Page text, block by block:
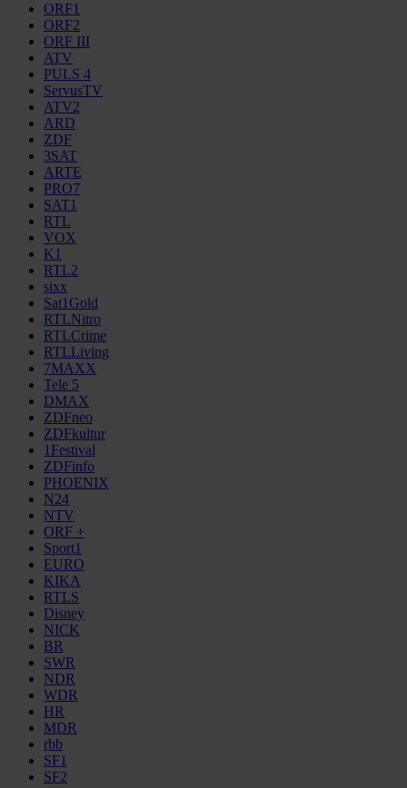
ORF1
ORF2
ORF III
ATV
PULS 4
ServusTV
ATV2
ARD
ZDF
3SAT
ARTE
PRO7
SAT1
RTL
VOX
K1
RTL2
sixx
Sat1Gold
RTLNitro
RTLCrime
RTLLiving
7MAXX
Tele 5
DMAX
ZDFneo
ZDFkultur
1Festival
ZDFinfo
PHOENIX
N24
NTV
ORF +
Sport1
EURO
KIKA
RTLS
Disney
NICK
BR
SWR
NDR
WDR
HR
MDR
rbb
SF1
SF2